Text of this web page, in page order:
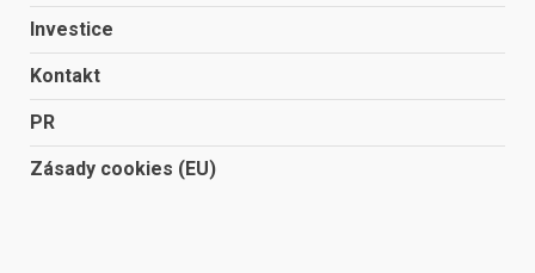
Investice
Kontakt
PR
Zásady cookies (EU)